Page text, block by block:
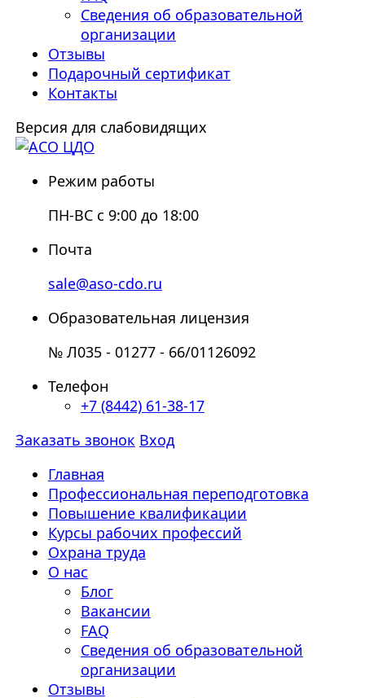
Сведения об образовательной
организации
Отзывы
Подарочный сертификат
Контакты
Версия для слабовидящих
Режим работы
ПН-ВС с 9:00 до 18:00
Почта
sale@aso-cdo.ru
Образовательная лицензия
№ Л035 - 01277 - 66/01126092
Телефон
+7 (8442) 61-38-17
Заказать звонок Вход
Главная
Профессиональная переподготовка
Повышение квалификации
Курсы рабочих профессий
Охрана труда
О нас
Блог
Вакансии
FAQ
Сведения об образовательной
организации
Отзывы